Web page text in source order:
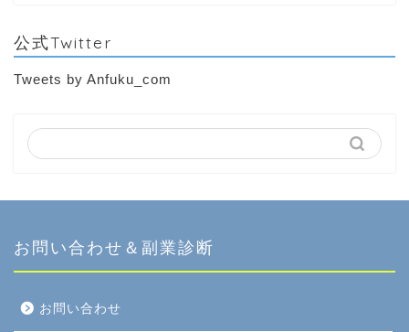
公式Twitter
Tweets by Anfuku_com
お問い合わせ＆副業診断
お問い合わせ